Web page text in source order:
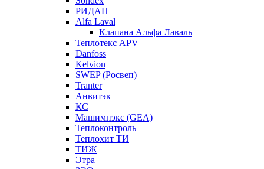
РИДАН
Alfa Laval
Клапана Альфа Лаваль
Теплотекс APV
Danfoss
Kelvion
SWEP (Росвеп)
Tranter
Анвитэк
КС
Машимпэкс (GEA)
Теплоконтроль
Теплохит ТИ
ТИЖ
Этра